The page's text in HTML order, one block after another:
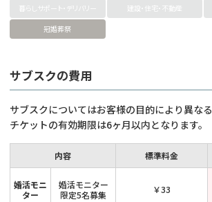
暮らしサポート・デリバリー
建設・住宅・不動産
冠婚葬祭
サブスクの費用
サブスクについてはお客様の目的により異な
チケットの有効期限は6ヶ月以内となります。
内容 標準料金
婚活モニ
ター
婚活モニター
限定5名募集
￥33